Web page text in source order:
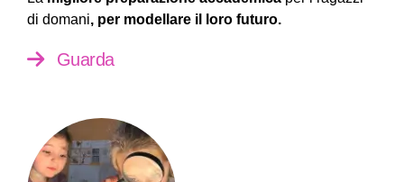
di domani, per modellare il loro futuro.
Guarda